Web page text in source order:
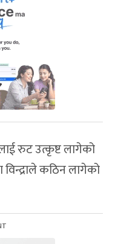
रुट उत्कृष्ट लागेको
कठिन लागेको